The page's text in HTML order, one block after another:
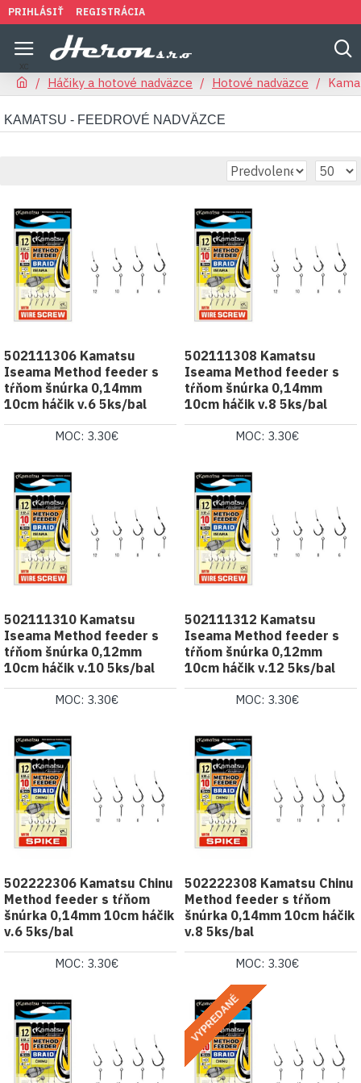
PRIHLÁSIŤ REGISTRÁCIA
Háčiky a hotové nadväzce Hotové nadväzce
KAMATSU - FEEDROVÉ NADVÄZCE
502111306 Kamatsu
Iseama Method feeder s
tŕňom šnúrka 0,14mm
10cm háčik v.6 5ks/bal
MOC: 3.30€
502111308 Kamatsu
Iseama Method feeder s
tŕňom šnúrka 0,14mm
10cm háčik v.8 5ks/bal
MOC: 3.30€
502111310 Kamatsu
Iseama Method feeder s
tŕňom šnúrka 0,12mm
10cm háčik v.10 5ks/bal
MOC: 3.30€
502111312 Kamatsu
Iseama Method feeder s
tŕňom šnúrka 0,12mm
10cm háčik v.12 5ks/bal
MOC: 3.30€
502222306 Kamatsu Chinu
Method feeder s tŕňom
šnúrka 0,14mm 10cm háčik
v.6 5ks/bal
MOC: 3.30€
502222308 Kamatsu Chinu
Method feeder s tŕňom
šnúrka 0,14mm 10cm háčik
v.8 5ks/bal
MOC: 3.30€
VYPREDANÉ